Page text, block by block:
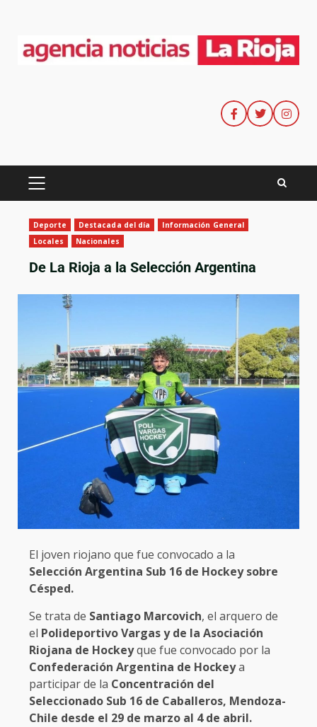
Deporte Destacada del día
Información General
Locales
Nacionales
De La Rioja a la Selección Argentina
El joven riojano que fue convocado a la
Selección Argentina Sub 16 de Hockey sobre
Césped.
Se trata de Santiago Marcovich, el arquero de
el Polideportivo Vargas y de la Asociación
Riojana de Hockeyque fue convocado por la
Confederación Argentina de Hockeya
participar de la Concentración del
Seleccionado Sub 16 de Caballeros, Mendoza-
Chile desde el 29 de marzo al 4 de abril.